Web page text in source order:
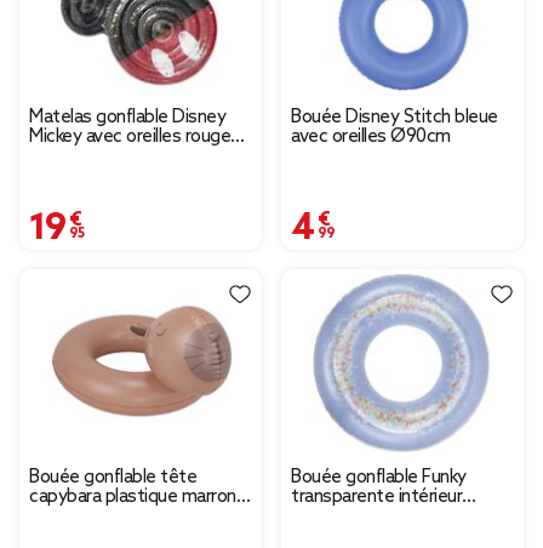
Matelas gonflable Disney
Mickey avec oreilles rouge
19,95 €
Bouée Disney Stitch bleue
avec oreilles Ø90cm
4,99 €
Bouée gonflable tête
capybara plastique marron
Bouée gonflable Funky
transparente intérieur